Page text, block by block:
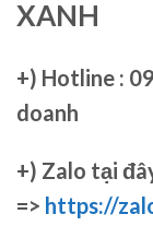
XANH
+) Hotline :
doanh
+) Zalo tại
=> https://